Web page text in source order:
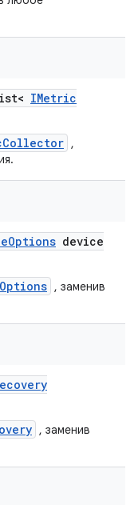
IMetric
,
Options device
, заменив
, заменив